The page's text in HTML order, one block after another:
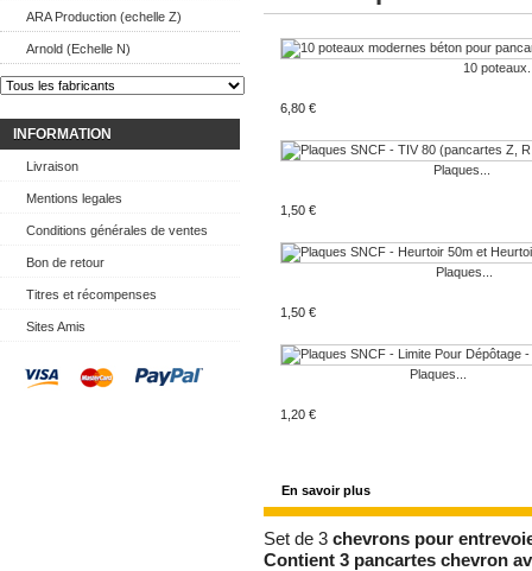
ARA Production (echelle Z)
Arnold (Echelle N)
INFORMATION
Livraison
Mentions legales
Conditions générales de ventes
Bon de retour
Titres et récompenses
Sites Amis
10
6,80 €
Plaques...
1,50 €
Plaques...
1,50 €
Plaques...
1,20 €
En savoir plus
Set de 3 chevrons pour
Contient 3 pancartes chevron